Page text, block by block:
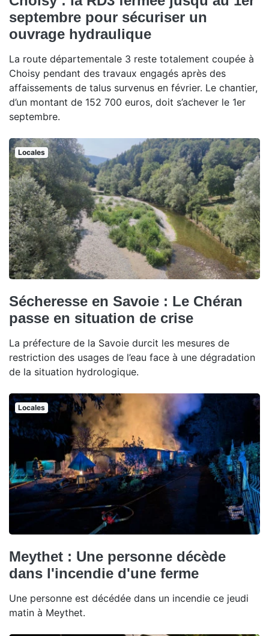
septembre pour sécuriser un
ouvrage hydraulique
La route départementale 3 reste totalement coupée à
Choisy pendant des travaux engagés après des
affaissements de talus survenus en février. Le chantier,
d’un montant de 152 700 euros, doit s’achever le 1er
septembre.
Locales
Sécheresse en Savoie : Le Chéran
passe en situation de crise
La préfecture de la Savoie durcit les mesures de
restriction des usages de l’eau face à une dégradation
de la situation hydrologique.
Locales
Meythet : Une personne décède
dans l'incendie d'une ferme
Une personne est décédée dans un incendie ce jeudi
matin à Meythet.